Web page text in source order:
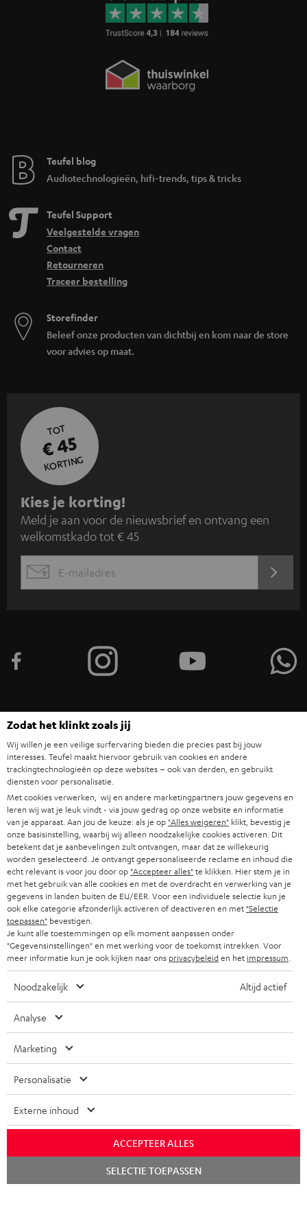
Teufel blog
Audiotechnologieën, hifi-trends, tips & tricks
Teufel Support
Veelgestelde vragen
Contact
Retourneren
Traceer bestelling
Storefinder
Beleef onze producten van dichtbij en kom naar de store
voor advies op maat.
TOT
€ 45
KORTING
A
a
n
m
e
n
o
o
r
n
i
e
u
w
s
b
r
i
e
f
Kies je korting!
Meld je aan voor de nieuwsbrief en ontvang een
welkomstkado tot € 45
EMAIL
HOME CINEMA SPEAKERS
COMPLETE SYSTEMEN
SOUNDBARS
HIFI-SPEAKERS
SMART HOME
BLUETOOTH
KOPTELEFOONS
SPEAKERS
ULTIMA
IN-EAR
FANSHOP
NIEUWKOMERS
Bedrijf
SUPPORT
CARRIÈRE
PERS & MARKETING
B2B
PARTNERPROGRAMMA
BLOG
NEWSLETTER
STORES
TEUFEL VOORDELEN
TEUFEL STORY
MANAGEMENT
NORMEN EN WAARDES
Teufel online shops
DUITSLAND
OOSTENRIJK
ZWITSERLAND
NEDERLAND
BELGIË
POLEN
SPANJE
'Kennelijke' (typ)fouten voorbehouden. De op de foto's afgebeelde
accessoires zijn niet bij de levering inbegrepen. Eventuele
©2026 Lautsprecher Teufel GmbH - All rights reserved.
Zodat het klinkt zoals jij
Wij willen je een veilige surfervaring bieden die precies past bij jouw
interesses. Teufel maakt hiervoor gebruik van cookies en andere
trackingtechnologieën op deze websites – ook van derden, en gebruikt
diensten voor personalisatie.
Met cookies verwerken, wij en andere marketingpartners jouw gegevens en
leren wij wat je leuk vindt - via jouw gedrag op onze website en informatie
van je apparaat. Aan jou de keuze: als je op "Alles weigeren" klikt, bevestig je
onze basisinstelling, waarbij wij alleen noodzakelijke cookies activeren. Dit
betekent dat je aanbevelingen zult ontvangen, maar dat ze willekeurig
worden geselecteerd. Je ontvangt gepersonaliseerde reclame en inhoud die
echt relevant is voor jou door op "Accepteer alles"te klikken. Hier stem je in
met het gebruik van alle cookies en met de overdracht en verwerking van je
gegevens in landen buiten de EU/EER. Voor een individuele selectie kun je
ook elke categorie afzonderlijk activeren of deactiveren en met "Selectie
toepassen" bevestigen.
Je kunt alle toestemmingen op elk moment aanpassen onder
"Gegevensinstellingen" en met werking voor de toekomst intrekken. Voor
meer informatie kun je ook kijken naar ons privacybeleiden het impressum
Noodzakelijk Altijd actief
Analyse
Marketing
Personalisatie
Externe inhoud
ACCEPTEER ALLES
SELECTIE TOEPASSEN